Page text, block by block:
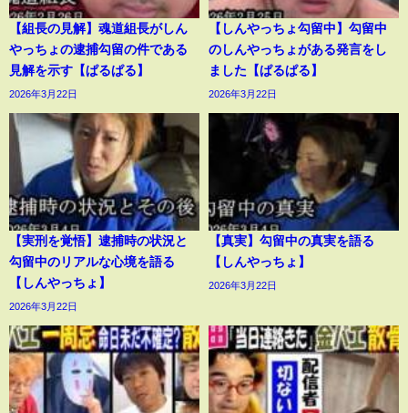
【組長の見解】魂道組長がしん
やっちょの逮捕勾留の件である
見解を示す【ぱるぱる】
2026年3月22日
【しんやっちょ勾留中】勾留中
のしんやっちょがある発言をし
ました【ぱるぱる】
2026年3月22日
【実刑を覚悟】逮捕時の状況と
勾留中のリアルな心境を語る
【しんやっちょ】
2026年3月22日
【真実】勾留中の真実を語る
【しんやっちょ】
2026年3月22日